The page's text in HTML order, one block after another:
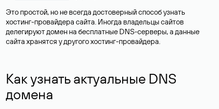
Это простой, но не всегда достоверный способ узнать
хостинг-провайдера сайта. Иногда владельцы сайтов
делегируют домен на бесплатные DNS-серверы, а данные
сайта хранятся у другого хостинг-провайдера.
Как узнать актуальные DNS
домена